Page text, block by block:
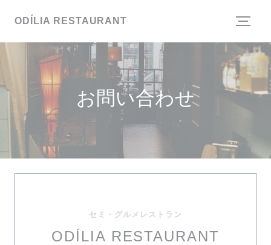
ODÍLIA RESTAURANT
お問い合わせ
セミ・グルメレストラン
ODÍLIA RESTAURANT